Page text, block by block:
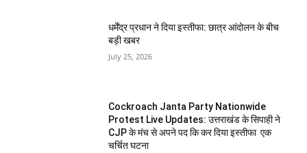
धर्मेंद्र प्रधान ने दिया इस्तीफा: छात्र आंदोलन के बीच
बड़ी खबर
July 25, 2026
Cockroach Janta Party Nationwide
Protest Live Updates: उत्तराखंड के सिपाही ने
CJP के मंच से अपने पद कि कर दिया इस्तीफा एक
चर्चित घटना